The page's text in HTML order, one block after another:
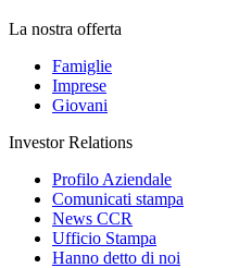
La nostra offerta
Famiglie
Imprese
Giovani
Investor Relations
Profilo Aziendale
Comunicati stampa
News CCR
Ufficio Stampa
Hanno detto di noi